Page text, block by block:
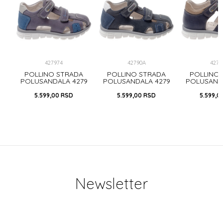
427974
POLLINO STRADA
POLUSANDALA 4279
5.599,00 RSD
42790A
POLLINO STRADA
POLUSANDALA 4279
5.599,00 RSD
POLLINO
Newsletter